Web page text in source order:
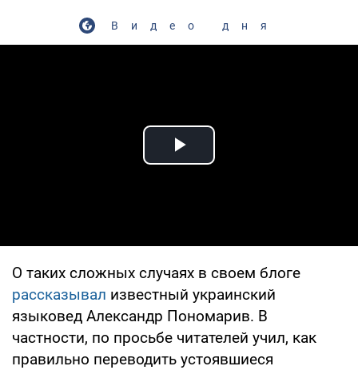
Видео дня
Play Video
О таких сложных случаях в своем блоге
рассказывал известный украинский
языковед Александр Пономарив. В
частности, по просьбе читателей учил, как
правильно переводить устоявшиеся